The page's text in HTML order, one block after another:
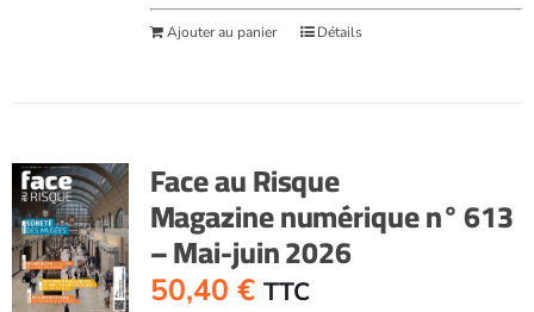
Ajouter au panier Détails
Face au Risque
Magazine numérique n° 613
– Mai-juin 2026
50,40 € TTC